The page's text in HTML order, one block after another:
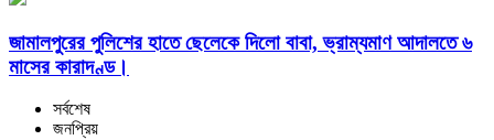
জামালপুরের পুলিশের হাতে ছেলেকে দিলো বাবা, ভ্রাম্যমাণ আদালতে ৬
মাসের কারাদণ্ড।
সর্বশেষ
জনপ্রিয়